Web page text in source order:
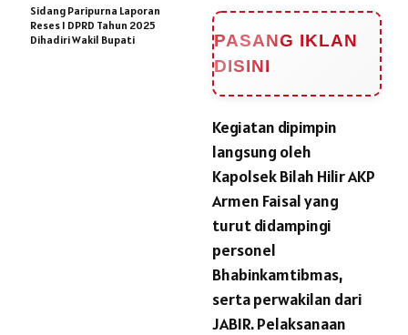
PASANG IKLAN
DISINI
Kegiatan dipimpin
langsung oleh
Kapolsek Bilah Hilir AKP
Armen Faisal yang
turut didampingi
personel
Bhabinkamtibmas,
serta perwakilan dari
JABIR. Pelaksanaan
Sidang Paripurna Laporan
Reses I DPRD Tahun 2025
Dihadiri Wakil Bupati